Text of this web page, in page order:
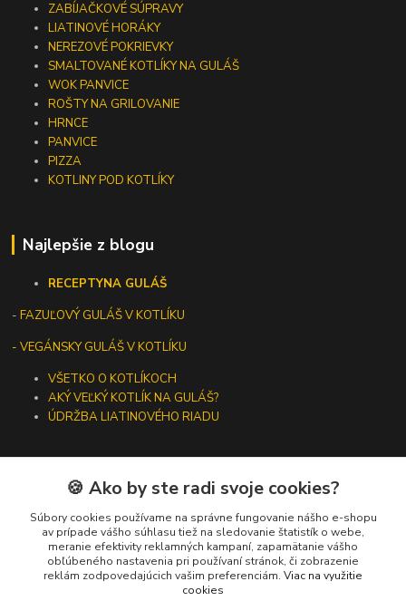
ZABÍJAČKOVÉ SÚPRAVY
LIATINOVÉ HORÁKY
NEREZOVÉ POKRIEVKY
SMALTOVANÉ KOTLÍKY NA GULÁŠ
WOK PANVICE
ROŠTY NA GRILOVANIE
HRNCE
PANVICE
PIZZA
KOTLINY POD KOTLÍKY
Najlepšie z blogu
RECEPTYNA GULÁŠ
-FAZUĽOVÝ GULÁŠ V KOTLÍKU
- VEGÁNSKY GULÁŠ V KOTLÍKU
VŠETKO O KOTLÍKOCH
AKÝ VEĽKÝ KOTLÍK NA GULÁŠ?
ÚDRŽBA LIATINOVÉHO RIADU
Kontakty
+421 919 275 553
(Po-Pia, 10-13 hod.)
🍪 Ako by ste radi svoje cookies?
Súbory cookies používame na správne fungovanie nášho e-shopu
av prípade vášho súhlasu tiež na sledovanie štatistík o webe,
meranie efektivity reklamných kampaní, zapamätanie vášho
obľúbeného nastavenia pri používaní stránok, či zobrazenie
reklám zodpovedajúcich vašim preferenciám. Viac na využitie
cookies